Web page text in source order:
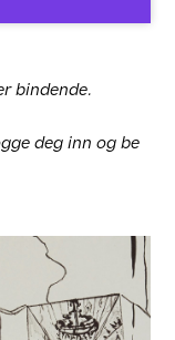
bindende.
deg inn og be